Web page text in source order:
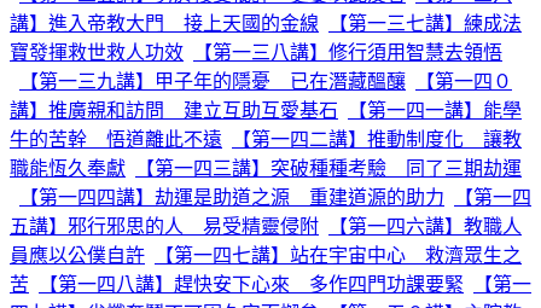
講】進入帝教大門 接上天國的金線
【第一三七講】練成法
寶發揮救世救人功效
【第一三八講】修行須用智慧去領悟
【第一三九講】甲子年的隱憂 已在潛藏醞釀
【第一四０
講】推廣親和訪問 建立互助互愛基石
【第一四一講】能學
牛的苦幹 悟道離此不遠
【第一四二講】推動制度化 讓教
職能恆久奉獻
【第一四三講】突破種種考驗 同了三期劫運
【第一四四講】劫運是助道之源 重建道源的助力
【第一四
五講】邪行邪思的人 易受精靈侵附
【第一四六講】教職人
員應以公僕自許
【第一四七講】站在宇宙中心 救濟眾生之
苦
【第一四八講】趕快安下心來 多作四門功課要緊
【第一